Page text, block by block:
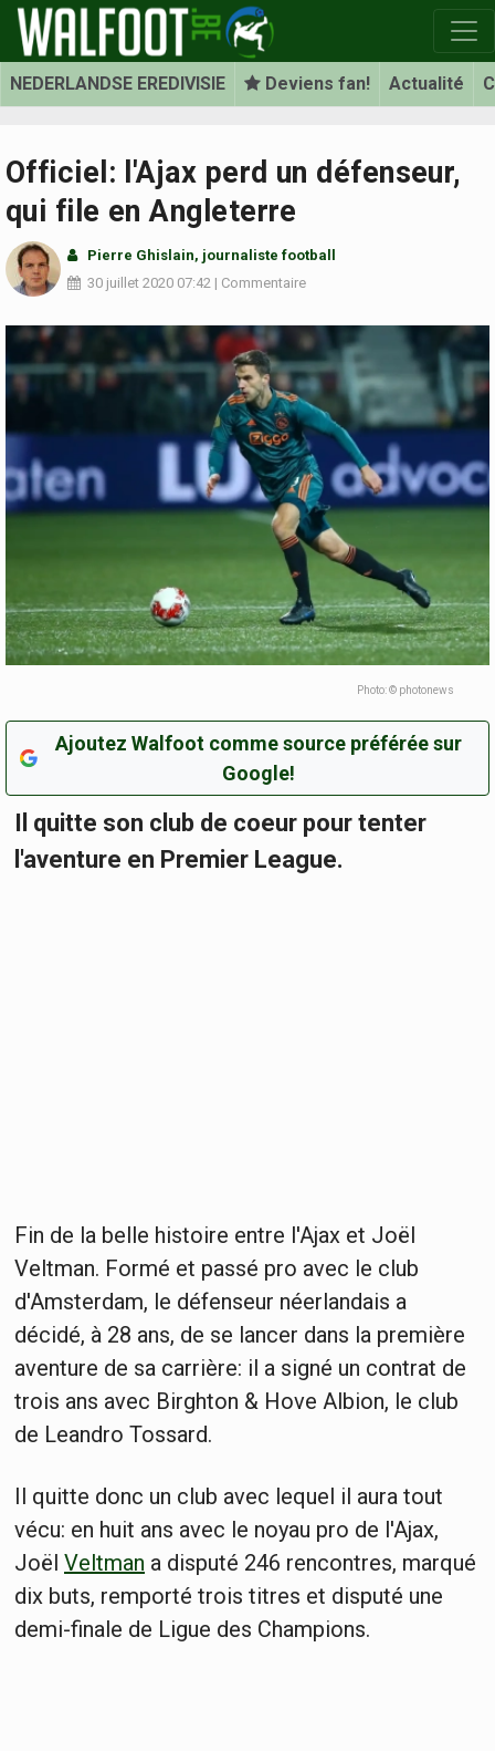
NEDERLANDSE EREDIVISIE Deviens fan! Actualité
Officiel: l'Ajax perd un défenseur,
qui file en Angleterre
Pierre Ghislain, journaliste football
30 juillet 2020 07:42 | Commentaire
Photo: © photonews
Ajoutez Walfoot comme source préférée sur
Google!
Il quitte son club de coeur pour tenter
l'aventure en Premier League.
Fin de la belle histoire entre l'Ajax et Joël
Veltman. Formé et passé pro avec le club
d'Amsterdam, le défenseur néerlandais a
décidé, à 28 ans, de se lancer dans la première
aventure de sa carrière: il a signé un contrat de
trois ans avec Birghton & Hove Albion, le club
de Leandro Tossard.
Il quitte donc un club avec lequel il aura tout
vécu: en huit ans avec le noyau pro de l'Ajax,
Joël Veltman a disputé 246 rencontres, marqué
dix buts, remporté trois titres et disputé une
demi-finale de Ligue des Champions.